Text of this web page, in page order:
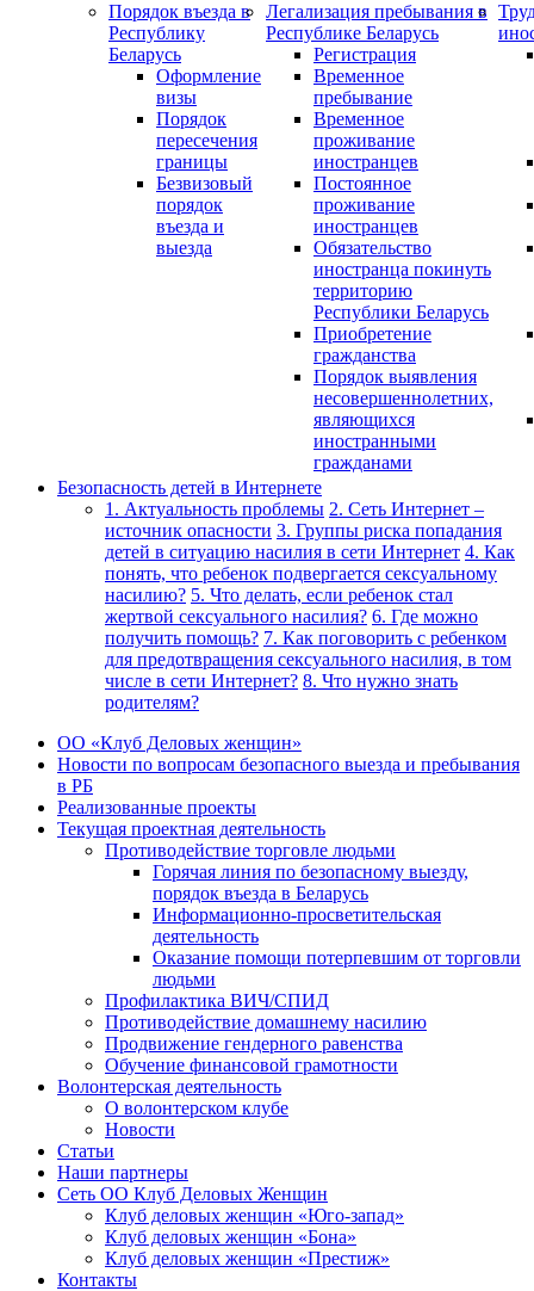
Порядок въезда в
Республику
Беларусь
Оформление
визы
Порядок
пересечения
границы
Безвизовый
порядок
въезда и
выезда
Легализация пребывания в
Республике Беларусь
Регистрация
Временное
пребывание
Временное
проживание
иностранцев
Постоянное
проживание
иностранцев
Обязательство
иностранца покинуть
территорию
Республики Беларусь
Приобретение
гражданства
Порядок выявления
несовершеннолетних,
являющихся
иностранными
гражданами
Безопасность детей в Интернете
1. Актуальность проблемы 2. Сеть Интернет –
источник опасности 3. Группы риска попадания
детей в ситуацию насилия в сети Интернет 4. Как
понять, что ребенок подвергается сексуальному
насилию? 5. Что делать, если ребенок стал
жертвой сексуального насилия? 6. Где можно
получить помощь? 7. Как поговорить с ребенком
для предотвращения сексуального насилия, в том
числе в сети Интернет? 8. Что нужно знать
родителям?
ОО «Клуб Деловых женщин»
Новости по вопросам безопасного выезда и пребывания
в РБ
Реализованные проекты
Текущая проектная деятельность
Противодействие торговле людьми
Горячая линия по безопасному выезду,
порядок въезда в Беларусь
Информационно-просветительская
деятельность
Оказание помощи потерпевшим от торговли
людьми
Профилактика ВИЧ/СПИД
Противодействие домашнему насилию
Продвижение гендерного равенства
Обучение финансовой грамотности
Волонтерская деятельность
О волонтерском клубе
Новости
Статьи
Наши партнеры
Сеть ОО Клуб Деловых Женщин
Клуб деловых женщин «Юго-запад»
Клуб деловых женщин «Бона»
Клуб деловых женщин «Престиж»
Контакты